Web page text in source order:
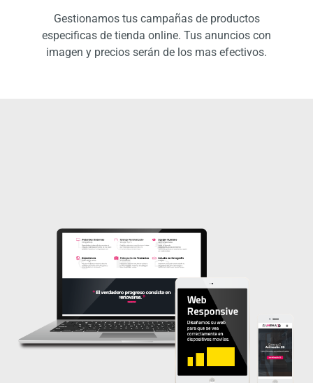
Gestionamos tus campañas de productos
especificas de tienda online. Tus anuncios con
imagen y precios serán de los mas efectivos.